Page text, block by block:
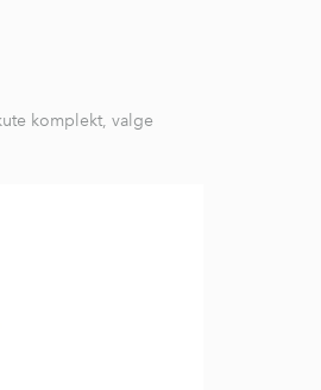
komplekt, valge